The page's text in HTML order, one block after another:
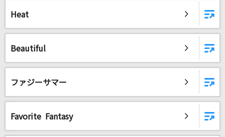
Heat
Beautiful
ファジーサマー
Favorite Fantasy